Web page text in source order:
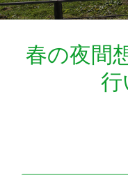
春の夜間
行